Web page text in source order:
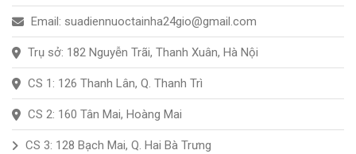
Email: suadiennuoctainha24gio@gmail.com
Trụ sở: 182 Nguyễn Trãi, Thanh Xuân, Hà Nội
CS 1: 126 Thanh Lân, Q. Thanh Trì
CS 2: 160 Tân Mai, Hoàng Mai
CS 3: 128 Bạch Mai, Q. Hai Bà Trưng